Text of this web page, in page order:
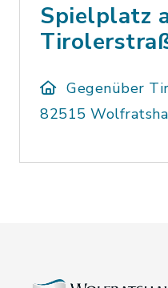
Spielplatz
Gegenüber
82515